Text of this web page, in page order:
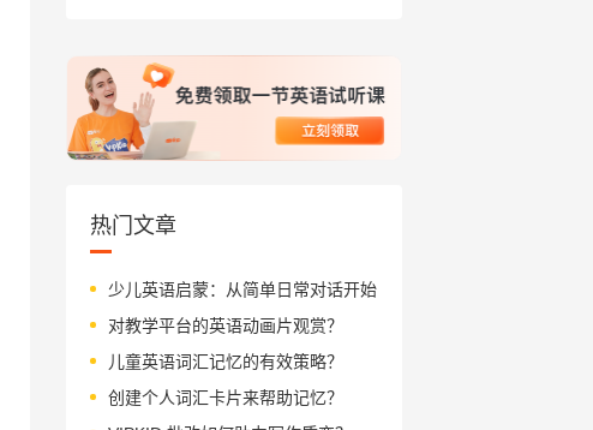
热门文章
少儿英语启蒙：从简单日常对话开始
对教学平台的英语动画片观赏？
儿童英语词汇记忆的有效策略？
创建个人词汇卡片来帮助记忆？